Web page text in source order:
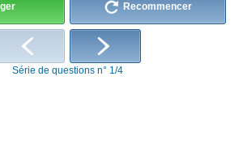
Recommencer
Série de questions n° 1/4